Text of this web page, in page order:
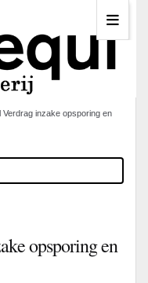
Verdrag inzake opsporing en
opsporing en